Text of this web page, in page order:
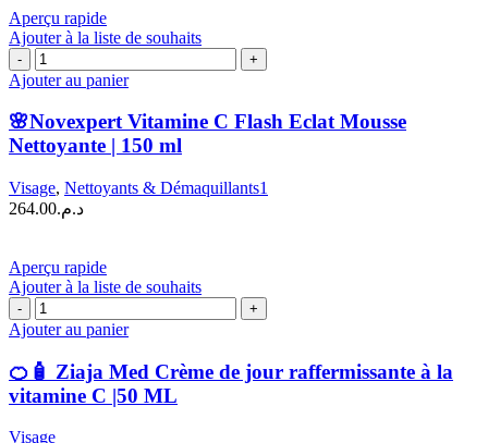
Aperçu rapide
Ajouter à la liste de souhaits
quantité
de
Novexpert
Vitamine
C
Eclat
Mousse
150
ml
Ajouter au panier
🌸Novexpert Vitamine C Flash Eclat Mousse
Nettoyante | 150 ml
Visage, Nettoyants & Démaquillants1
د.م.264.00
Aperçu rapide
Ajouter à la liste de souhaits
quantité
de
🧴
Ziaja
Med
Ajouter au panier
🍊🧴 Ziaja Med Crème de jour raffermissante à la
vitamine C |50 ML
Visage